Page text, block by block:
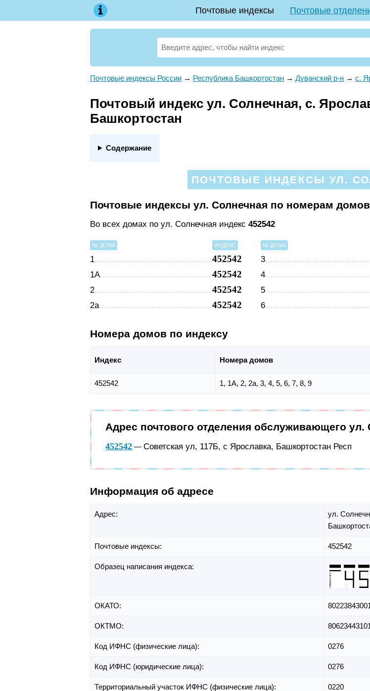
Почтовые индексы Почтовые
Почтовые индексы России → Республика Башкортостан → Дуванский р-н → с.
Почтовый индекс ул. Солнечная, с.
Башкортостан
Содержание
ПОЧТОВЫЕ ИНДЕКСЫ УЛ.
Почтовые индексы ул. Солнечная по номерам домов
Во всех домах по ул. Солнечная индекс 452542
№ ДОМА ИНДЕКС
1 452542
1А 452542
2 452542
2а 452542
№ ДОМА
3
4
5
6
Номера домов по индексу
Индекс Номера домов
452542 1, 1А, 2, 2а, 3, 4, 5, 6, 7, 8, 9
Адрес почтового отделения обслуживающего ул.
452542 — Советская ул, 117Б, с Ярославка, Башкортостан Респ
Информация об адресе
Адрес: ул.
Почтовые индексы: 452542
Образец написания индекса:
ОКАТО:
ОКТМО:
Код ИФНС (физические лица): 0276
Код ИФНС (юридические лица): 0276
Территориальный участок ИФНС (физические лица): 0220